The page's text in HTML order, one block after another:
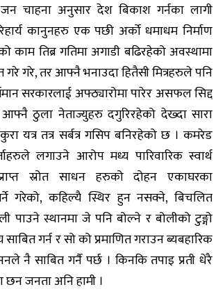
चाहना अनुसार देश बिकाश गर्नका लागी
कानुनहरु एक पछी अर्को धमाधम निर्माण
काम तिब्र गतिमा अगाडी बढिरहेको अवस्थामा
गरे, तर आफ्नै भनाउदा हितैसी मित्रहरुले पनि
सरकारलाई अफ्ठ्यारोमा पारेर असफल सिद्द
आफ्नै ठुला नेताज्युहरु दगुरिरहेको देख्दा सारा
यत्र तत्र सर्बत्र गसिप बनिरहेको छ । कमरेड
लगाउने आरोप मध्य पारिवारिक स्वार्थ
प्राप्त स्रोत साधन हरुको दोहन एकाघरका
गरेको, कहिल्यै स्थिर हुन नसक्ने, बिचलित
पाउने स्थानमा जे पनि बोल्ने र बोलीको टुङ्गो
गर्न र सो को प्रमाणित गराउन ब्यबहारिक
नै साबित गर्नै पर्छ । किनकि तपाइ प्रती धेरै
जनता अनि हामी ।